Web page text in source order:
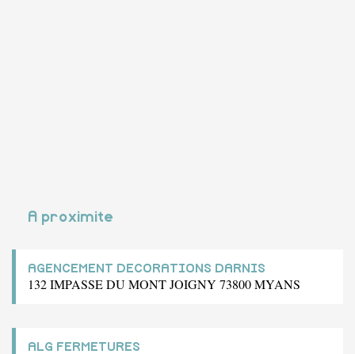
A proximite
AGENCEMENT DECORATIONS DARNIS
132 IMPASSE DU MONT JOIGNY 73800 MYANS
ALG FERMETURES